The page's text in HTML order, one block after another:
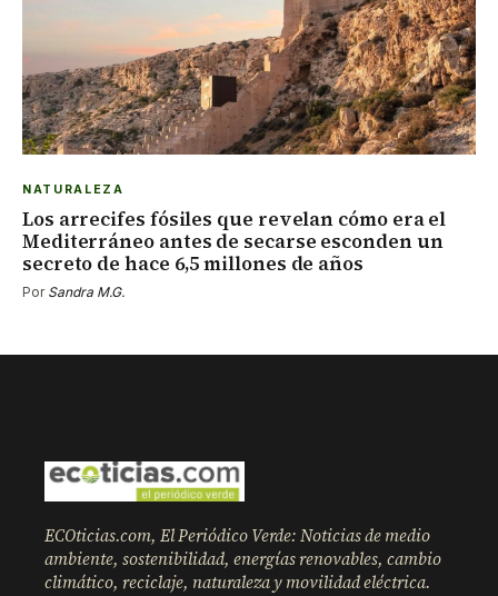
NATURALEZA
Los arrecifes fósiles que revelan cómo era el
Mediterráneo antes de secarse esconden un
secreto de hace 6,5 millones de años
Por Sandra M.G.
ECOticias.com, El Periódico Verde: Noticias de medio
ambiente, sostenibilidad, energías renovables, cambio
climático, reciclaje, naturaleza y movilidad eléctrica.